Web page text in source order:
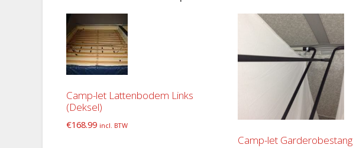
Camp-let Lattenbodem Links
(Deksel)
€168.99 incl. BTW
Camp-let Garderobestang